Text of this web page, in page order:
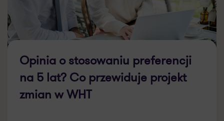
Opinia o stosowaniu preferencji
na 5 lat? Co przewiduje projekt
zmian w WHT